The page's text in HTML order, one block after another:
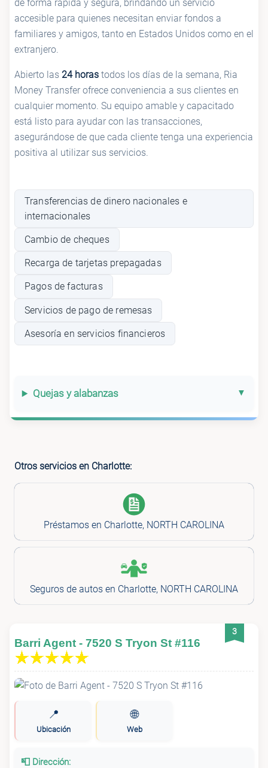
de forma rápida y segura, brindando un servicio
accesible para quienes necesitan enviar fondos a
familiares y amigos, tanto en Estados Unidos como en el
extranjero.
Abierto las 24 horas todos los días de la semana, Ria
Money Transfer ofrece conveniencia a sus clientes en
cualquier momento. Su equipo amable y capacitado
está listo para ayudar con las transacciones,
asegurándose de que cada cliente tenga una experiencia
positiva al utilizar sus servicios.
Transferencias de dinero nacionales e
internacionales
Cambio de cheques
Recarga de tarjetas prepagadas
Pagos de facturas
Servicios de pago de remesas
Asesoría en servicios financieros
Quejas y alabanzas
Otros servicios en Charlotte:
Préstamos en Charlotte, NORTH CAROLINA
Seguros de autos en Charlotte, NORTH CAROLINA
3
Barri Agent - 7520 S Tryon St #116
📍
Ubicación
🌐
Web
📮 Dirección: